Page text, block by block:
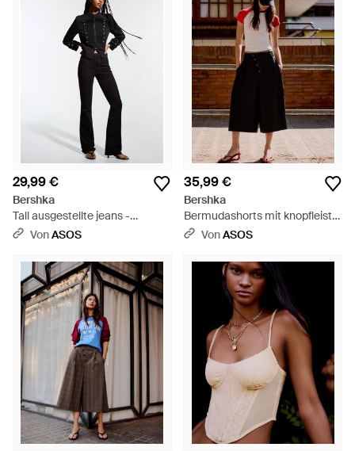
29,99 €
Bershka
Tall ausgestellte jeans -
Schwarz
VonASOS
35,99 €
Bershka
Bermudashorts mit knopfleiste
und wickeloptik - Schwarz
VonASOS